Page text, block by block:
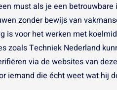
must als je een
zonder bewijs van
is voor het werken met
zoals Techniek Nederland
via de websites van
iemand die écht weet wat hij